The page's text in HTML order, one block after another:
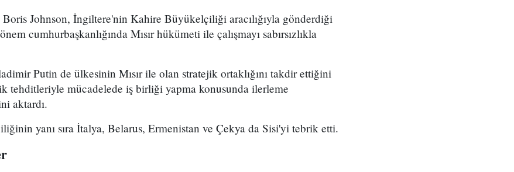
Boris Johnson, İngiltere'nin Kahire Büyükelçiliği aracılığıyla gönderdiği
cumhurbaşkanlığında Mısır hükümeti ile çalışmayı sabırsızlıkla
Putin de ülkesinin Mısır ile olan stratejik ortaklığını takdir ettiğini
tehditleriyle mücadelede iş birliği yapma konusunda ilerleme
aktardı.
yanı sıra İtalya, Belarus, Ermenistan ve Çekya da Sisi'yi tebrik etti.